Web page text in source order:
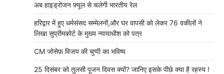
अब हाइड्रोजन फ़्यूल से चलेगी भारतीय रेल
हरिद्वार में हुए धर्मसंसद सम्मेलनों,और घर वापसी को लेकर 76 वकीलों ने
लिखा सुप्रीमकोर्ट के मुख्य न्यायाधीश को पत्र
CM जोसेफ़ विजय की चुप्पी का भविष्य
25 दिसंबर को तुलसी पूजन दिवस क्यों? जानिए इसके पीछे क्या है रहस्य !